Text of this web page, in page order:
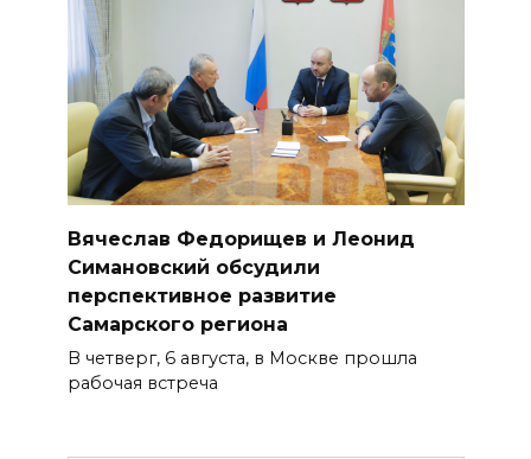
Вячеслав Федорищев и Леонид
Симановский обсудили
перспективное развитие
Самарского региона
В четверг, 6 августа, в Москве прошла
рабочая встреча